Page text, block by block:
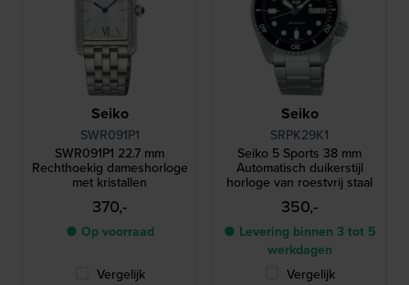
Seiko
SWR091P1
SWR091P1 22.7 mm
Rechthoekig dameshorloge
met kristallen
370,-
● Op voorraad
Vergelijk
Seiko
SRPK29K1
Seiko 5 Sports 38 mm
Automatisch duikerstijl
horloge van roestvrij staal
350,-
● Levering binnen 3 tot 5
werkdagen
Vergelijk